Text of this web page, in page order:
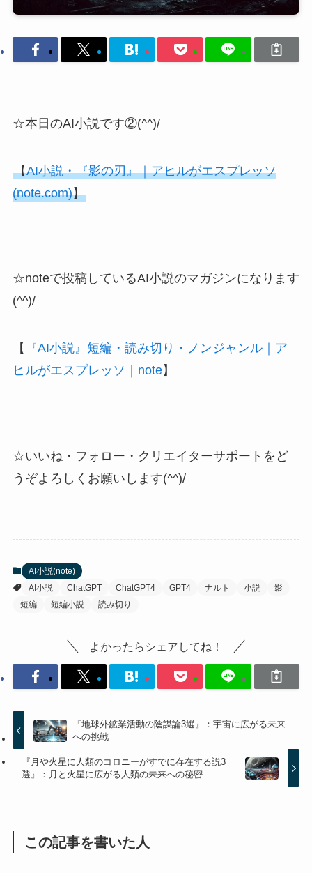
☆本日のAI小説です②(^^)/
【AI小説・『影の刃』｜アヒルがエスプレッソ
(note.com)】
☆noteで投稿しているAI小説のマガジンになります
(^^)/
【
『AI小説』短編・読み切り・ノンジャンル｜ア
ヒルがエスプレッソ｜note】
☆いいね・フォロー・クリエイターサポートをど
うぞよろしくお願いします(^^)/
AI小説(note)
AI小説
ChatGPT ChatGPT4 GPT4 ナルト 小説
影
短編
短編小説 読み切り
よかったらシェアしてね！
『地球外鉱業活動の陰謀論3選』：宇宙に広がる未来
への挑戦
『月や火星に人類のコロニーがすでに存在する説3
選』：月と火星に広がる人類の未来への秘密
この記事を書いた人